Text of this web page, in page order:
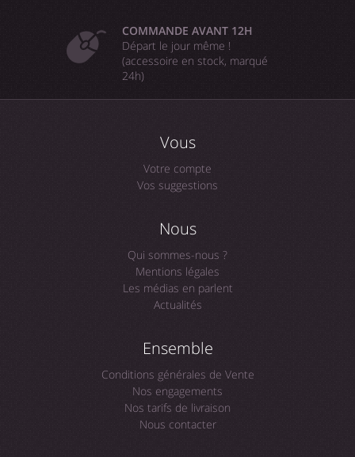
COMMANDE AVANT 12H
Départ le jour même !
(accessoire en stock, marqué
24h)
Vous
Votre compte
Vos suggestions
Nous
Qui sommes-nous ?
Mentions légales
Les médias en parlent
Actualités
Ensemble
Conditions générales de Vente
Nos engagements
Nos tarifs de livraison
Nous contacter